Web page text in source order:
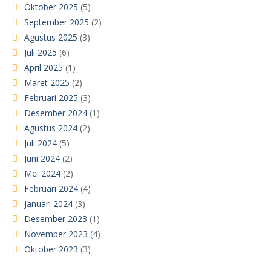
Oktober 2025 (5)
September 2025 (2)
Agustus 2025 (3)
Juli 2025 (6)
April 2025 (1)
Maret 2025 (2)
Februari 2025 (3)
Desember 2024 (1)
Agustus 2024 (2)
Juli 2024 (5)
Juni 2024 (2)
Mei 2024 (2)
Februari 2024 (4)
Januari 2024 (3)
Desember 2023 (1)
November 2023 (4)
Oktober 2023 (3)